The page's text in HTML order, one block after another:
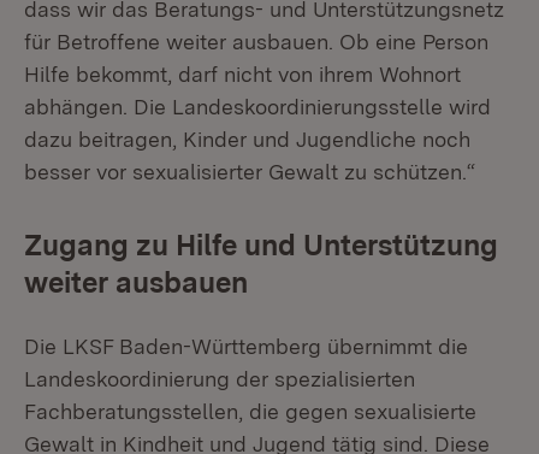
dass wir das Beratungs- und Unterstützungsnetz
für Betroffene weiter ausbauen. Ob eine Person
Hilfe bekommt, darf nicht von ihrem Wohnort
abhängen. Die Landeskoordinierungsstelle wird
dazu beitragen, Kinder und Jugendliche noch
besser vor sexualisierter Gewalt zu schützen.“
Zugang zu Hilfe und Unterstützung
weiter ausbauen
Die LKSF Baden-Württemberg übernimmt die
Landeskoordinierung der spezialisierten
Fachberatungsstellen, die gegen sexualisierte
Gewalt in Kindheit und Jugend tätig sind. Diese